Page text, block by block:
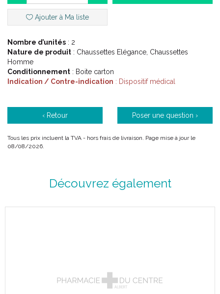
Indications :
chirurgie phlébologique et sclérothérapique.
Description :
Un concentré de douceur dans un standart du quotdien.
Simplicité et bien-être dans toutes les situations.
chaussettes et bas-cuisse.
Ajouter à Ma liste
Nombre d’unités : 2
Nature de produit : Chaussettes Elégance, Chaussettes
Homme
Conditionnement : Boite carton
Indication / Contre-indication : Dispositif médical
‹ Retour Poser une question ›
Tous les prix incluent la TVA - hors frais de livraison. Page mise à jour le
08/08/2026.
Découvrez également